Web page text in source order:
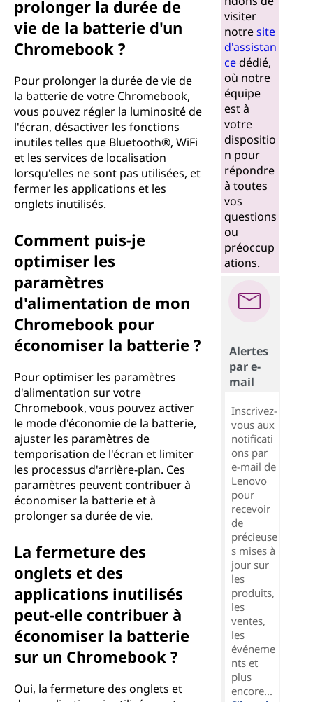
prolonger la durée de
vie de la batterie d'un
Chromebook ?
Pour prolonger la durée de vie de
la batterie de votre Chromebook,
vous pouvez régler la luminosité de
l'écran, désactiver les fonctions
inutiles telles que Bluetooth®, WiFi
et les services de localisation
lorsqu'elles ne sont pas utilisées, et
fermer les applications et les
onglets inutilisés.
Comment puis-je
optimiser les
paramètres
d'alimentation de mon
Chromebook pour
économiser la batterie ?
Pour optimiser les paramètres
d'alimentation sur votre
Chromebook, vous pouvez activer
le mode d'économie de la batterie,
ajuster les paramètres de
temporisation de l'écran et limiter
les processus d'arrière-plan. Ces
paramètres peuvent contribuer à
économiser la batterie et à
prolonger sa durée de vie.
La fermeture des
onglets et des
applications inutilisés
peut-elle contribuer à
économiser la batterie
sur un Chromebook ?
Oui, la fermeture des onglets et
visiter
notresite
d'assistan
cedédié,
où notre
équipe
est à
votre
dispositio
n pour
répondre
à toutes
vos
questions
ou
préoccup
ations.
Alertes
par e-
mail
Inscrivez-
vous aux
notificati
ons par
e-mail de
Lenovo
pour
recevoir
de
précieuse
s mises à
jour sur
les
produits,
les
ventes,
les
événeme
nts et
plus
encore...